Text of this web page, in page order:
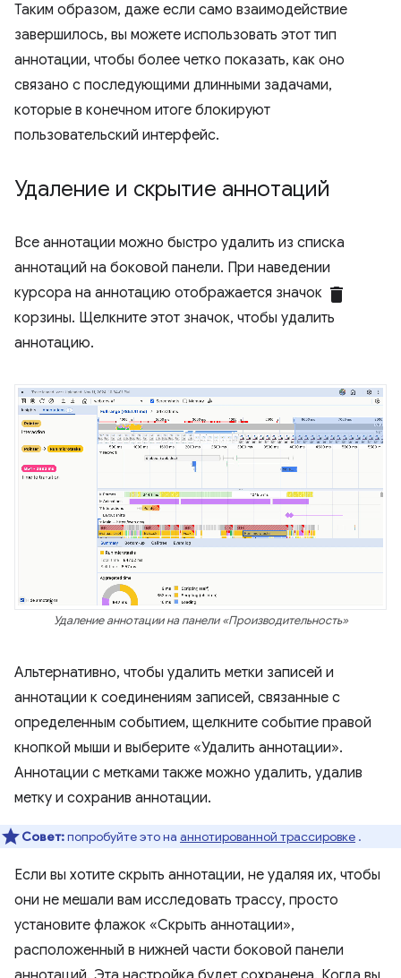
Таким образом, даже если само взаимодействие
завершилось, вы можете использовать этот тип
аннотации, чтобы более четко показать, как оно
связано с последующими длинными задачами,
которые в конечном итоге блокируют
пользовательский интерфейс.
Удаление и скрытие аннотаций
Все аннотации можно быстро удалить из списка
аннотаций на боковой панели. При наведении
курсора на аннотацию отображается значок delete
корзины. Щелкните этот значок, чтобы удалить
аннотацию.
Удаление аннотации на панели «Производительность»
Альтернативно, чтобы удалить метки записей и
аннотации к соединениям записей, связанные с
определенным событием, щелкните событие правой
кнопкой мыши и выберите «Удалить аннотации».
Аннотации с метками также можно удалить, удалив
метку и сохранив аннотации.
Совет:попробуйте это на аннотированной трассировке .
Если вы хотите скрыть аннотации, не удаляя их, чтобы
они не мешали вам исследовать трассу, просто
установите флажок «Скрыть аннотации»,
расположенный в нижней части боковой панели